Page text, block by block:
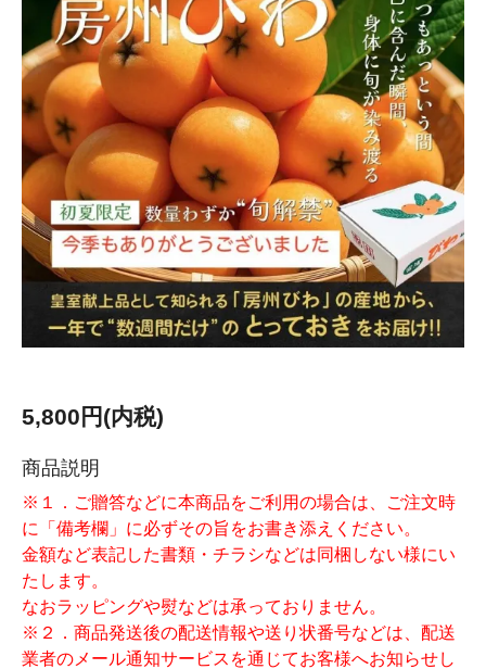
5,800円(内税)
商品説明
※１．ご贈答などに本商品をご利用の場合は、ご注文時
に「備考欄」に必ずその旨をお書き添えください。
金額など表記した書類・チラシなどは同梱しない様にい
たします。
なおラッピングや熨などは承っておりません。
※２．商品発送後の配送情報や送り状番号などは、配送
業者のメール通知サービスを通じてお客様へお知らせし